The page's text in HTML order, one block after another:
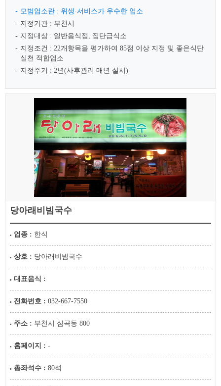
모범업소란 : 위생·서비스가 우수한 업소
지정기관 : 부천시
지정대상 : 일반음식점, 집단급식소
지정조건 : 22개항목을 평가하여 85점 이상 지정 및 좋은식단
실천 적합업소
지정주기 : 2년(사후관리 매년 실시)
당아래비빔국수
업종 : 한식
상호 : 당아래비빔국수
대표음식 :
전화번호 : 032-667-7550
주소 : 부천시 심곡동 800
홈페이지 : -
총좌석수 : 80석